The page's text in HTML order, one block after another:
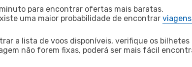
para encontrar ofertas mais baratas,
uma maior probabilidade de encontrar
a lista de voos disponíveis, verifique os bilhetes
não forem fixas, poderá ser mais fácil